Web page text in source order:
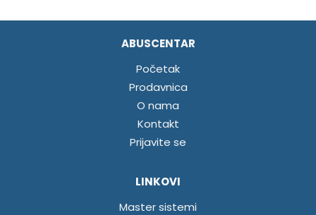
ABUSCENTAR
Početak
Prodavnica
O nama
Kontakt
Prijavite se
LINKOVI
Master sistemi